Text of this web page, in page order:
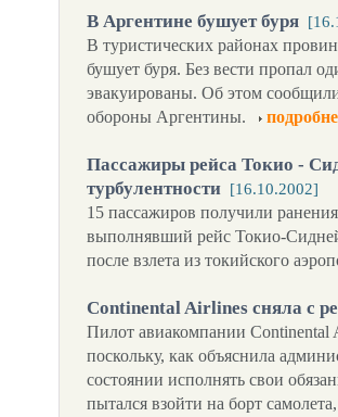
В Аргентине бушует буря
В туристических районах
бушует буря. Без вести пропал
эвакуированы. Об этом
обороны Аргентины.
Пассажиры рейса Токио -
турбулентности [16.10.2002]
15 пассажиров получили
выполнявший рейс Токио-
после взлета из токийского
Continental Airlines сняла с
Пилот авиакомпании Continental
поскольку, как объяснила
состоянии исполнять свои
пытался взойти на борт